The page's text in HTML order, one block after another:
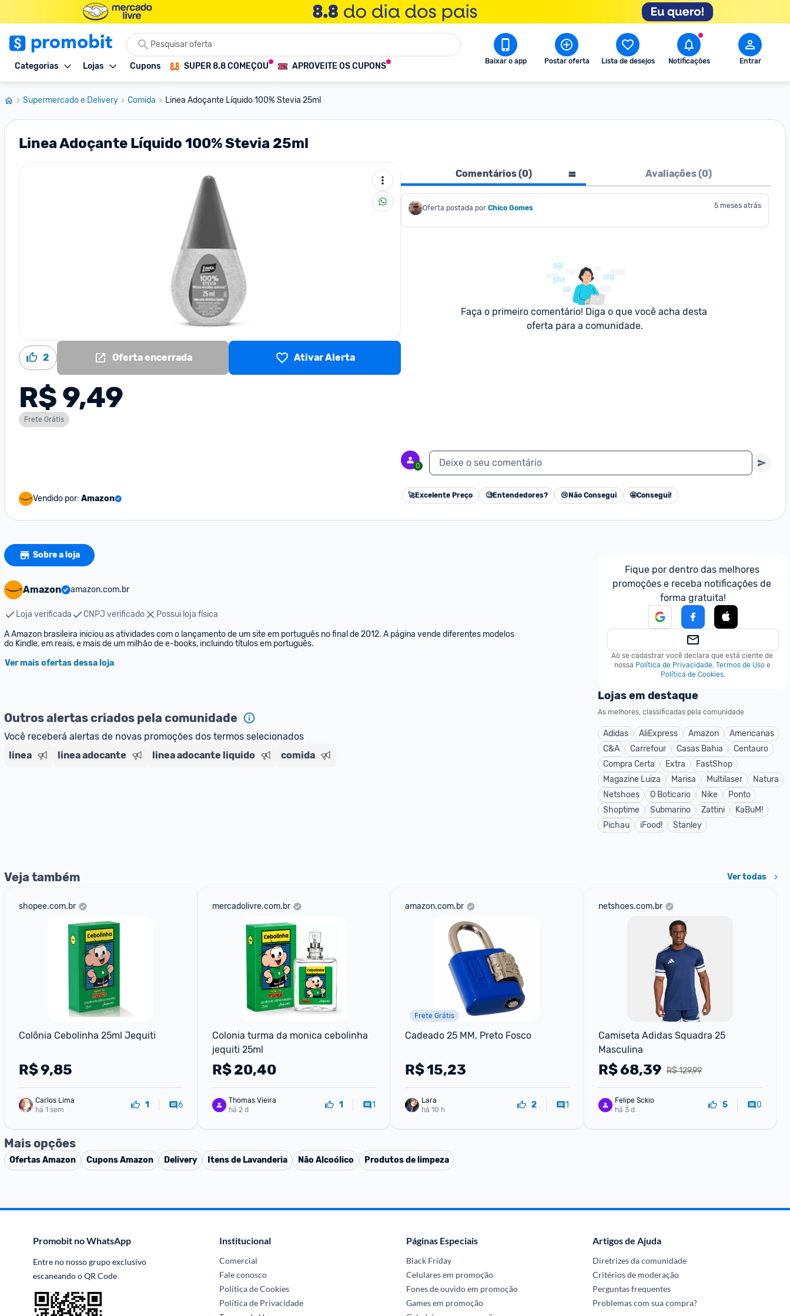
Categorias Lojas Cupons SUPER 8.8 COMEÇOU APROVEITE OS CUPONS Baixar o app Postar oferta Lista de desejos Notificações Entrar
Supermercado e Delivery Comida Linea Adoçante Líquido 100% Stevia 25ml
Linea Adoçante Líquido 100% Stevia 25ml
2 Oferta encerrada Ativar Alerta
R$ 9,49
Frete Grátis
Vendido por: Amazon
Comentários (0) Avaliações (0)
Oferta postada por Chico Gomes 5 meses atrás
Faça o primeiro comentário! Diga o que você acha desta
oferta para a comunidade.
0 Deixe o seu comentário
🚀Excelente Preço 🧐Entendedores? 😢 Não Consegui 🤩Consegui!
Sobre a loja
Amazon amazon.com.br
Loja verificada CNPJ verificado
Possui loja física
A Amazon brasileira iniciou as atividades com o lançamento de um site em português no final de 2012. A página vende diferentes modelos
do Kindle, em reais, e mais de um milhão de e-books, incluindo títulos em português.
Ver mais ofertas dessa loja
Outros alertas criados pela comunidade
Você receberá alertas de novas promoções dos termos selecionados
linea
linea adocante linea adocante liquido comida
Fique por dentro das melhores
promoções e receba notificações de
forma gratuita!
Ao se cadastrar você declara que está ciente de
nossa Política de Privacidade, Termos de Uso e
Política de Cookies.
Lojas em destaque
As melhores, classificadas pela comunidade
Adidas AliExpress Amazon
Americanas
C&A
Carrefour Casas Bahia
Centauro
Compra Certa
Extra
FastShop
Magazine Luiza
Marisa Multilaser
Natura
Netshoes
O Boticario Nike
Ponto
Shoptime
Submarino Zattini
KaBuM!
Pichau
iFood! Stanley
Veja também Ver todas
shopee.com.br
Colônia Cebolinha 25ml Jequiti
R$9,85
Carlos Lima
há 1 sem
1 6
mercadolivre.com.br
Colonia turma da monica cebolinha
jequiti 25ml
R$20,40
Thomas Vieira
há 2 d
1 1
amazon.com.br
Frete Grátis
Cadeado 25 MM, Preto Fosco
R$15,23
Lara
há 10 h
2 1
netshoes.com.br
Camiseta Adidas Squadra 25
Masculina
R$ 129,99
R$68,39
Felipe Sckio
há 3 d
5 0
Mais opções
OfertasAmazon CuponsAmazon Delivery Itens de Lavanderia Não Alcoólico Produtos de limpeza
Promobit no WhatsApp
Entre no nosso grupo exclusivo
escaneando o QR Code
Institucional
Comercial
Fale conosco
Política de Cookies
Política de Privacidade
Páginas Especiais
Black Friday
Celulares em promoção
Fones de ouvido em promoção
Games em promoção
Artigos de Ajuda
Diretrizes da comunidade
Critérios de moderação
Perguntas frequentes
Problemas com sua compra?